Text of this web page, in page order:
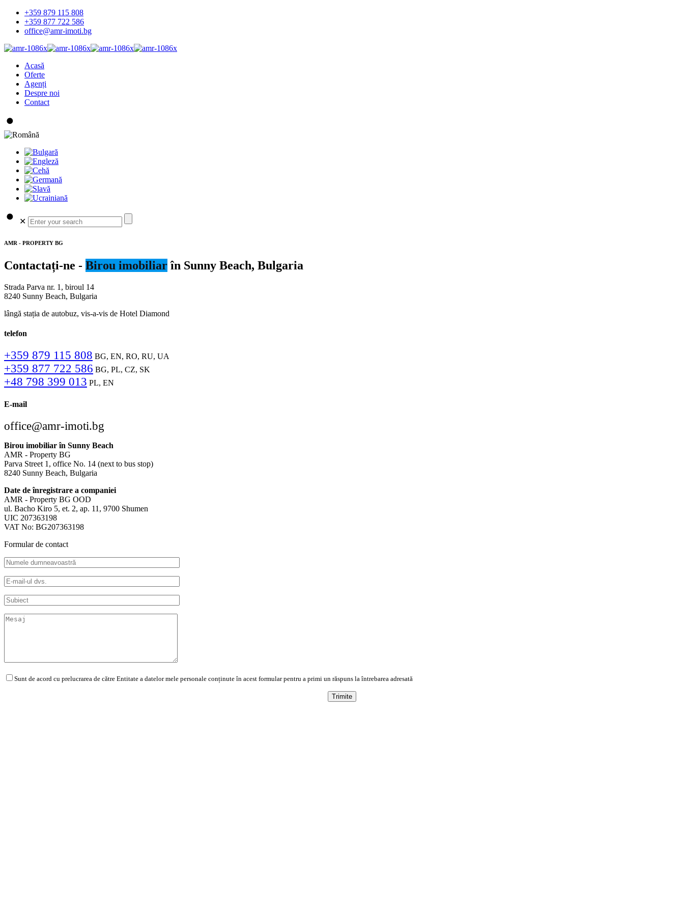
+359 879 115 808
+359 877 722 586
office@amr-imoti.bg
Acasă
Oferte
Agenți
Despre noi
Contact
✕
AMR - PROPERTY BG
Contactați-ne - Birou imobiliarîn Sunny Beach, Bulgaria
Strada Parva nr. 1, biroul 14
8240 Sunny Beach, Bulgaria
lângă stația de autobuz, vis-a-vis de Hotel Diamond
telefon
+359 879 115 808 BG, EN, RO, RU, UA
+359 877 722 586 BG, PL, CZ, SK
+48 798 399 013 PL, EN
E-mail
office@amr-imoti.bg
Birou imobiliar în Sunny Beach
AMR - Property BG
Parva Street 1, office No. 14 (next to bus stop)
8240 Sunny Beach, Bulgaria
Date de înregistrare a companiei
AMR - Property BG OOD
ul. Bacho Kiro 5, et. 2, ap. 11, 9700 Shumen
UIC 207363198
VAT No: BG207363198
Formular de contact
Sunt de acord cu prelucrarea de către Entitate a datelor mele personale conținute în acest formular pentru a primi un răspuns la întrebarea adresată